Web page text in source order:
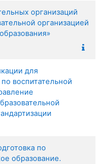
организаций
организацией
для
воспитательной
по
образование.